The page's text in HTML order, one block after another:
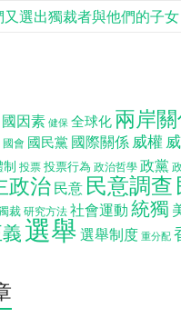
選出獨裁者與他們的子女
因素 健保 全球化 兩岸
國會 國民黨 國際關係 威權
制 投票 投票行為 政治哲學 政黨
政治 民意 民意調查
裁 研究方法 社會運動 統獨
選舉 選舉制度 重分配